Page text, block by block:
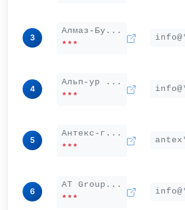
3
Алмаз-Бу...
***
4
Альп-ур ...
***
5
Антекс-г...
***
6
AT Group...
***